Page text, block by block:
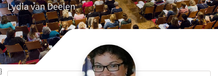
Lydia van Deelen
}